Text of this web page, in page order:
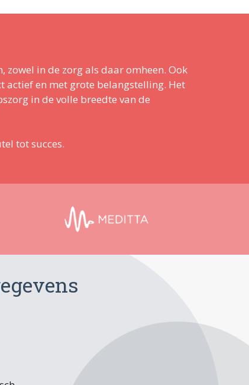
in de zorg als daar omheen. Ook
actief en met grote belangstelling. Het
in de volle breedte van de
tot succes.